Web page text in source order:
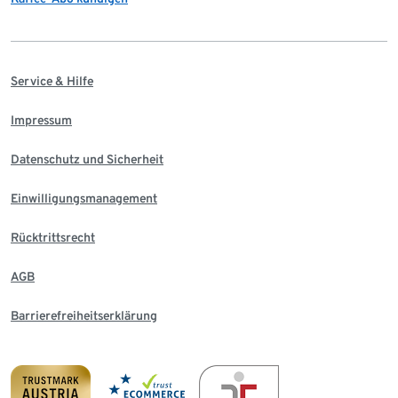
Service & Hilfe
Impressum
Datenschutz und Sicherheit
Einwilligungsmanagement
Rücktrittsrecht
AGB
Barrierefreiheitserklärung